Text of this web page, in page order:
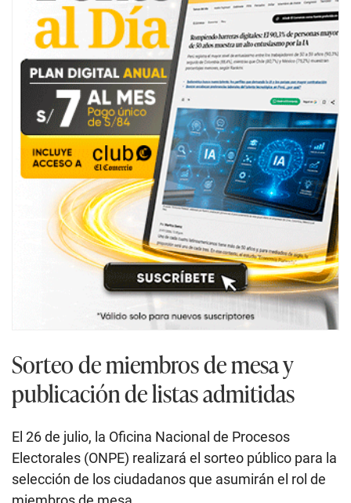
Sorteo de miembros de mesa y
publicación de listas admitidas
El 26 de julio, la Oficina Nacional de Procesos
Electorales (ONPE) realizará el sorteo público para la
selección de los ciudadanos que asumirán el rol de